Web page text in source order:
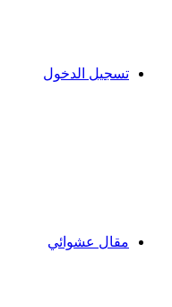
تسجيل الدخول
مقال عشوائي